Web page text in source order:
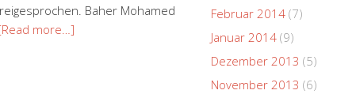
Baher Mohamed
more…]
Februar 2014 (7)
Januar 2014 (9)
Dezember 2013 (5)
November 2013 (6)